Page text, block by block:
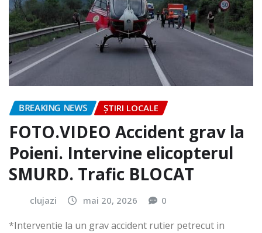
BREAKING NEWS ȘTIRI LOCALE
FOTO.VIDEO Accident grav la
Poieni. Intervine elicopterul
SMURD. Trafic BLOCAT
clujazi mai 20, 2026 0
*Interventie la un grav accident rutier petrecut in